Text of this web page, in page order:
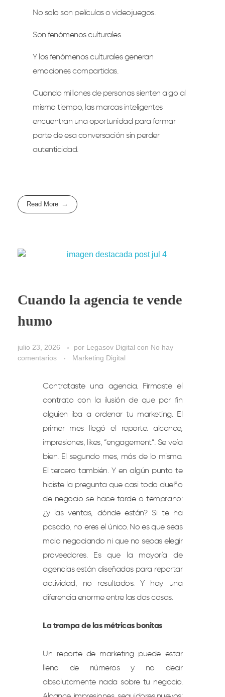
No solo son películas o videojuegos.
Son fenómenos culturales.
Y los fenómenos culturales generan
emociones compartidas.
Cuando millones de personas sienten algo al
mismo tiempo, las marcas inteligentes
encuentran una oportunidad para formar
parte de esa conversación sin perder
autenticidad.
Read More
Cuando la agencia te vende
humo
julio 23, 2026 por Legasov Digital con No hay
comentarios
Marketing Digital
Contrataste una agencia. Firmaste el
contrato con la ilusión de que por fin
alguien iba a ordenar tu marketing. El
primer mes llegó el reporte: alcance,
impresiones, likes, “engagement”. Se veía
bien. El segundo mes, más de lo mismo.
El tercero también. Y en algún punto te
hiciste la pregunta que casi todo dueño
de negocio se hace tarde o temprano:
¿y las ventas, dónde están? Si te ha
pasado, no eres el único. No es que seas
malo negociando ni que no sepas elegir
proveedores. Es que la mayoría de
agencias están diseñadas para reportar
actividad, no resultados. Y hay una
diferencia enorme entre las dos cosas.
La trampa de las métricas bonitas
Un reporte de marketing puede estar
lleno de números y no decir
absolutamente nada sobre tu negocio.